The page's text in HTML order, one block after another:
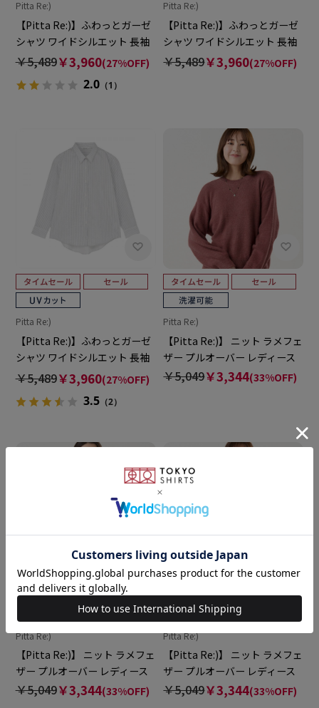
Pitta Re:)
【Pitta Re:)】ふわっとガーゼ
シャツ ワイドシルエット 長袖
綿100% レディース カジュアル
￥5,489￥3,960(27%OFF)
2.0（1）
Pitta Re:)
【Pitta Re:)】ふわっとガーゼ
シャツ ワイドシルエット 長袖
綿100% レディース カジュアル
￥5,489￥3,960(27%OFF)
Pitta Re:)
【Pitta Re:)】ふわっとガーゼ
シャツ ワイドシルエット 長袖
綿100% レディース カジュアル
シャツ
￥5,489￥3,960(27%OFF)
3.5（2）
Pitta Re:)
【Pitta Re:)】 ニット ラメフェ
ザー プルオーバー レディース
￥5,049￥3,344(33%OFF)
Pitta Re:)
【Pitta Re:)】 ニット ラメフェ
ザー プルオーバー レディース
￥5,049￥3,344(33%OFF)
Pitta Re:)
【Pitta Re:)】 ニット ラメフェ
ザー プルオーバー レディース
￥5,049￥3,344(33%OFF)